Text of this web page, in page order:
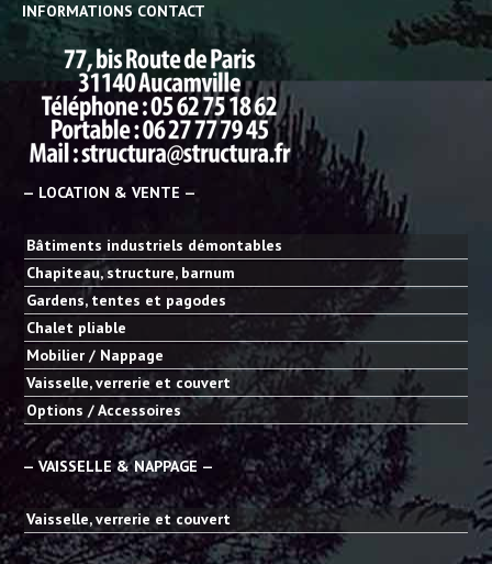
INFORMATIONS CONTACT
— LOCATION & VENTE —
Bâtiments industriels démontables
Chapiteau, structure, barnum
Gardens, tentes et pagodes
Chalet pliable
Mobilier / Nappage
Vaisselle, verrerie et couvert
Options / Accessoires
— VAISSELLE & NAPPAGE —
Vaisselle, verrerie et couvert